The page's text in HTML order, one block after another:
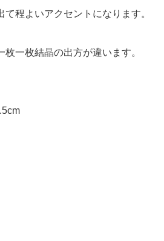
程よいアクセントになります。
一枚結晶の出方が違います。